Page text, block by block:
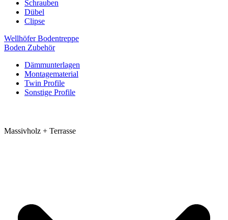
Schrauben
Dübel
Clipse
Wellhöfer Bodentreppe
Boden Zubehör
Dämmunterlagen
Montagematerial
Twin Profile
Sonstige Profile
Massivholz + Terrasse